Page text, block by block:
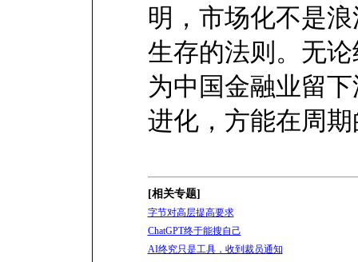
明，市场化不是
生存的法则。无
为中国金融业留
进化，方能在周
[相关专题]
字节对高层提高要求
ChatGPT终于能搜自己
AI终究只是工具，收到裁员通知